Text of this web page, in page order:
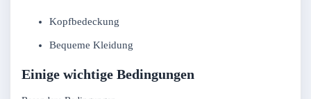
Kopfbedeckung
Bequeme Kleidung
Einige wichtige Bedingungen